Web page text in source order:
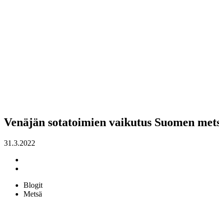
Venäjän sotatoimien vaikutus Suomen
31.3.2022
Blogit
Metsä